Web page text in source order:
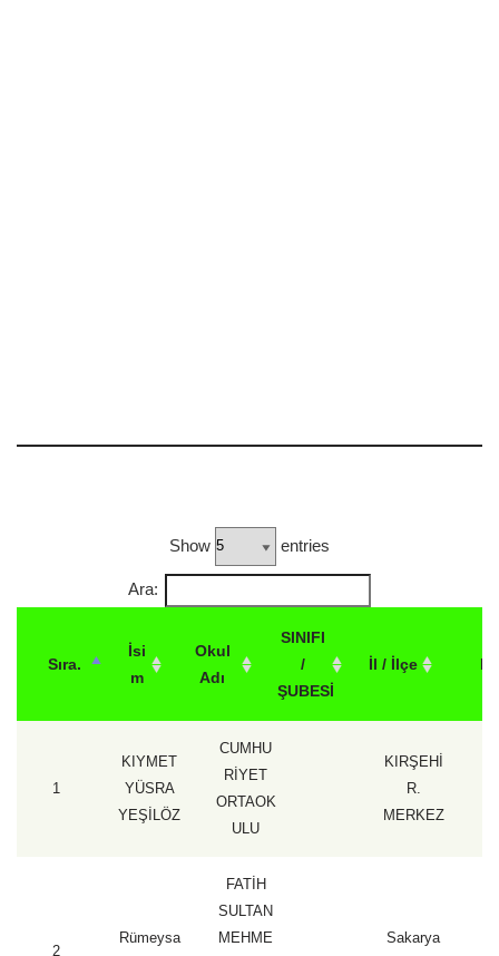
Show entries
Ara:
Sıra.
İsi
m
Okul
Adı
SINIFI
/
ŞUBESİ
İl / İlçe
1
KIYMET
YÜSRA
YEŞİLÖZ
CUMHU
RİYET
ORTAOK
ULU
KIRŞEHİ
R.
MERKEZ
2
Rümeysa
FATİH
SULTAN
MEHME
Sakarya